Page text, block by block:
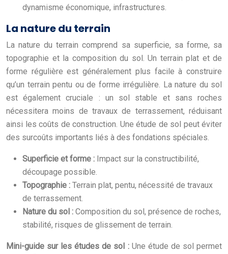
dynamisme économique, infrastructures.
La nature du terrain
La nature du terrain comprend sa superficie, sa forme, sa
topographie et la composition du sol. Un terrain plat et de
forme régulière est généralement plus facile à construire
qu’un terrain pentu ou de forme irrégulière. La nature du sol
est également cruciale : un sol stable et sans roches
nécessitera moins de travaux de terrassement, réduisant
ainsi les coûts de construction. Une étude de sol peut éviter
des surcoûts importants liés à des fondations spéciales.
Superficie et forme : Impact sur la constructibilité,
découpage possible.
Topographie : Terrain plat, pentu, nécessité de travaux
de terrassement.
Nature du sol : Composition du sol, présence de roches,
stabilité, risques de glissement de terrain.
Mini-guide sur les études de sol : Une étude de sol permet